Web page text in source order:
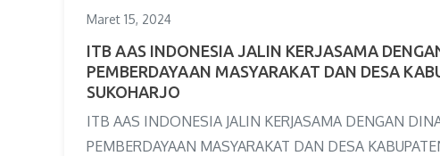
Maret 15, 2024
ITB AAS INDONESIA JALIN KERJASAMA
PEMBERDAYAAN MASYARAKAT DAN DESA
SUKOHARJO
ITB AAS INDONESIA JALIN KERJASAMA DENGAN
PEMBERDAYAAN MASYARAKAT DAN DESA